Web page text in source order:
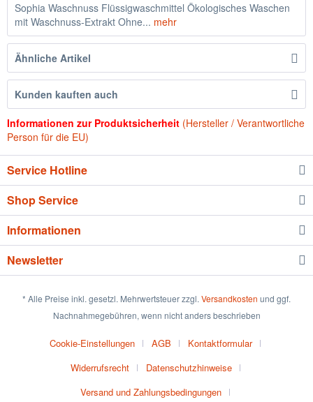
Sophia Waschnuss Flüssigwaschmittel Ökologisches Waschen
mit Waschnuss-Extrakt Ohne... mehr
Ähnliche Artikel
Kunden kauften auch
Informationen zur Produktsicherheit (Hersteller / Verantwortliche
Person für die EU)
Service Hotline
Shop Service
Informationen
Newsletter
* Alle Preise inkl. gesetzl. Mehrwertsteuer zzgl. Versandkosten und ggf.
Nachnahmegebühren, wenn nicht anders beschrieben
Cookie-Einstellungen AGB
Kontaktformular
Widerrufsrecht
Datenschutzhinweise
Versand und Zahlungsbedingungen